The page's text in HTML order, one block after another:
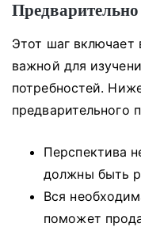
Предварительно
Этот шаг включает
важной для
потребностей.
предварительного
Перспектива
должны быть
Вся
поможет